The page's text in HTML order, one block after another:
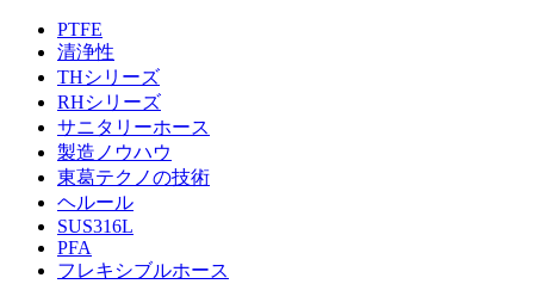
PTFE
清浄性
THシリーズ
RHシリーズ
サニタリーホース
製造ノウハウ
東葛テクノの技術
ヘルール
SUS316L
PFA
フレキシブルホース